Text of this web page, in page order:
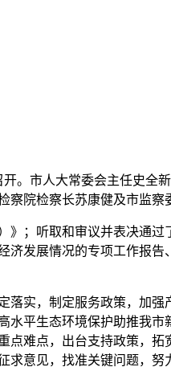
。市人大常委会主任史全
院检察长苏康健及市监察
；听取和审议并表决通
发展情况的专项工作报
实，制定服务政策，加
水平生态环境保护助推我
难点，出台支持政策，
意见，找准关键问题，